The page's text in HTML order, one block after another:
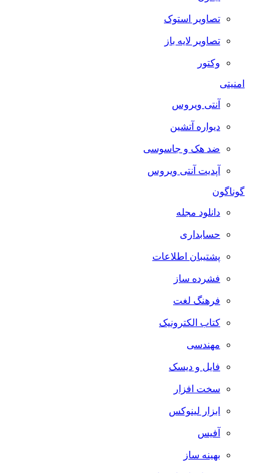
تصاویر استوک
تصاویر لایه باز
وکتور
امنیتی
آنتی ویروس
دیواره آتشین
ضد هک و جاسوسی
آپدیت آنتی ویروس
گوناگون
دانلود مجله
حسابداری
پشتیبان اطلاعات
فشرده ساز
فرهنگ لغت
کتاب الکترونیک
مهندسی
فایل و دیسک
سخت افزار
ابزار لینوکس
آفیس
بهینه ساز